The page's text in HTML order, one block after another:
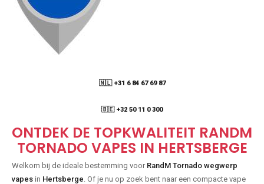
🇳🇱 +31 6 84 67 69 87
🇧🇪 +32 50 11 0 300
ONTDEK DE TOPKWALITEIT RANDM
TORNADO VAPES IN HERTSBERGE
Welkom bij de ideale bestemming voor RandM Tornado wegwerp
vapes in Hertsberge . Of je nu op zoek bent naar een compacte vape